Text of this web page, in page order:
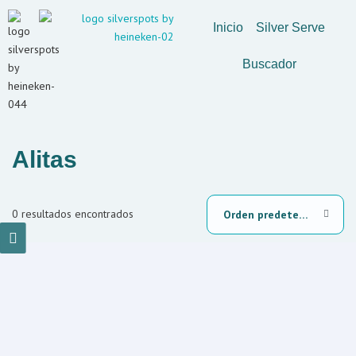
Inicio Silver Serve
Buscador
Alitas
0 resultados encontrados Orden predeterminada